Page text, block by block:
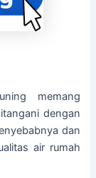
memang
dengan
dan
air rumah